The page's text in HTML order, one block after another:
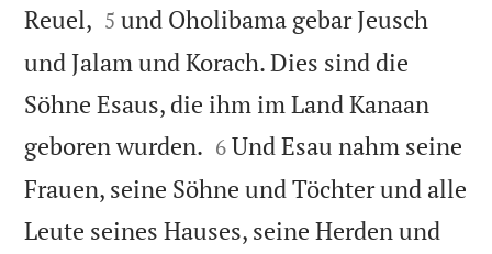
Reuel, 

5 und Oholibama gebar Jeusch
und Jalam und Korach. Dies sind die
Söhne Esaus, die ihm im Land Kanaan
geboren wurden. 

6 Und Esau nahm seine
Frauen, seine Söhne und Töchter und alle
Leute seines Hauses, seine Herden und